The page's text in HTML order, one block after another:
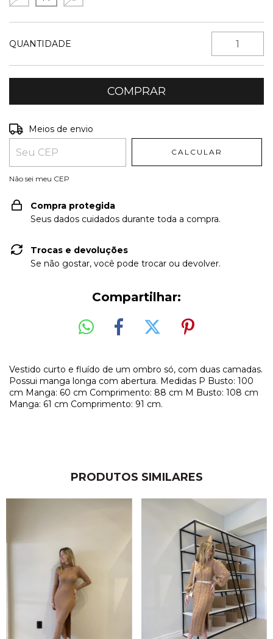
QUANTIDADE
Entregas para o CEP:
Meios de envio
CALCULAR
Não sei meu CEP
Compra protegida
Seus dados cuidados durante toda a compra.
Trocas e devoluções
Se não gostar, você pode trocar ou devolver.
Compartilhar:
Vestido curto e fluído de um ombro só, com duas camadas.
Possui manga longa com abertura. Medidas P Busto: 100
cm Manga: 60 cm Comprimento: 88 cm M Busto: 108 cm
Manga: 61 cm Comprimento: 91 cm.
PRODUTOS SIMILARES